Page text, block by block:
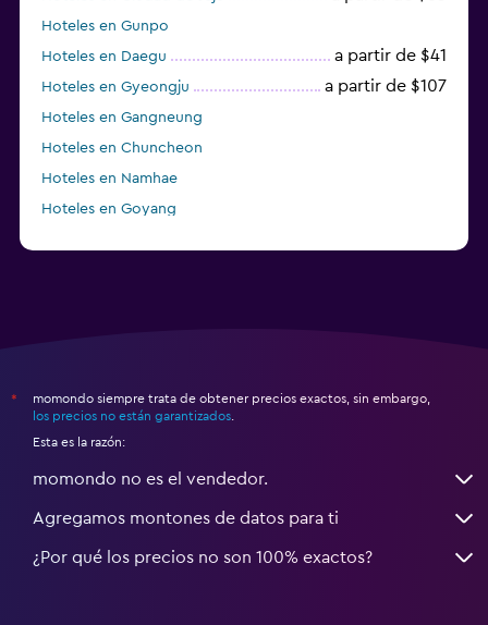
Hoteles en Gunpo
Hoteles en Daegu
a partir de $41
Hoteles en Gyeongju a partir de $107
Hoteles en Gangneung
Hoteles en Chuncheon
Hoteles en Namhae
Hoteles en Goyang
*
momondo siempre trata de obtener precios exactos, sin embargo,
los precios no están garantizados
Esta es la razón:
momondo no es el vendedor.
Agregamos montones de datos para ti
¿Por qué los precios no son 100% exactos?